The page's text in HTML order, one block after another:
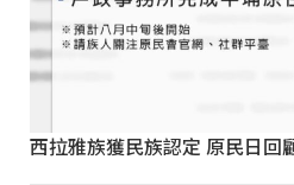
西拉雅族獲民族認定 原民日回